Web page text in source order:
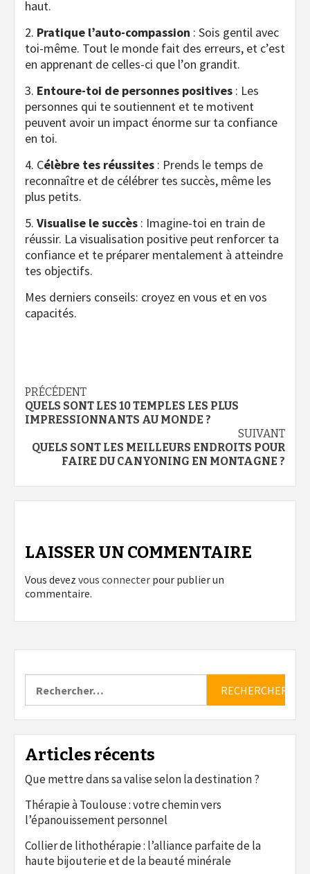
haut.
2. Pratique l’auto-compassion : Sois gentil avec
toi-même. Tout le monde fait des erreurs, et c’est
en apprenant de celles-ci que l’on grandit.
3. Entoure-toi de personnes positives : Les
personnes qui te soutiennent et te motivent
peuvent avoir un impact énorme sur ta confiance
en toi.
4. Célèbre tes réussites : Prends le temps de
reconnaître et de célébrer tes succès, même les
plus petits.
5. Visualise le succès : Imagine-toi en train de
réussir. La visualisation positive peut renforcer ta
confiance et te préparer mentalement à atteindre
tes objectifs.
Mes derniers conseils: croyez en vous et en vos
capacités.
Navigation
d’article
PRÉCÉDENT
QUELS SONT LES 10 TEMPLES LES PLUS
IMPRESSIONNANTS AU MONDE ?
SUIVANT
QUELS SONT LES MEILLEURS ENDROITS POUR
FAIRE DU CANYONING EN MONTAGNE ?
LAISSER UN COMMENTAIRE
Vous devez vous connecter pour publier un
commentaire.
Articles récents
Que mettre dans sa valise selon la destination ?
Thérapie à Toulouse : votre chemin vers
l’épanouissement personnel
Collier de lithothérapie : l’alliance parfaite de la
haute bijouterie et de la beauté minérale